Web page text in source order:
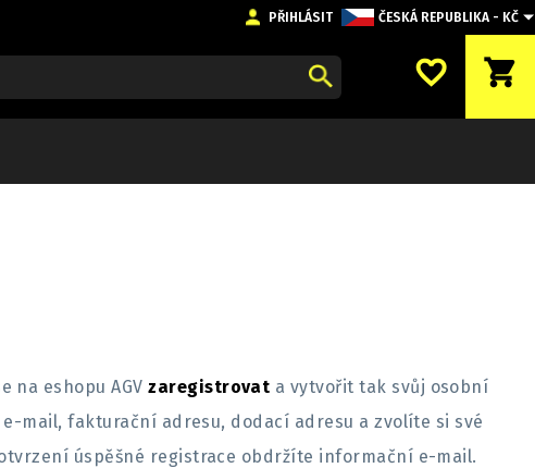
PŘIHLÁSIT ČESKÁ REPUBLIKA - KČ
favorite_border shopping_cart
na eshopu AGVzaregistrovat a vytvořit tak svůj osobní
mail, fakturační adresu, dodací adresu a zvolíte si své
úspěšné registrace obdržíte informační e-mail.